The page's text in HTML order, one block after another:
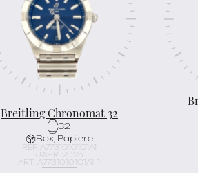
Breitling Chronomat 32
32
Box, Papiere
REF. A77310101C1A1
JAHR: 2025
ART. A77310101C1A1_1